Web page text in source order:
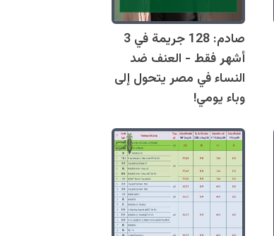
صادم: 128 جريمة في 3
أشهر فقط - العنف ضد
النساء في مصر يتحول إلى
وباء يومي!